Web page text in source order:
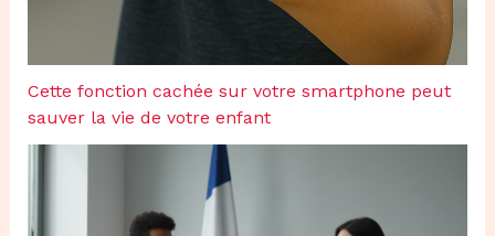
Cette fonction cachée sur votre smartphone peut
sauver la vie de votre enfant